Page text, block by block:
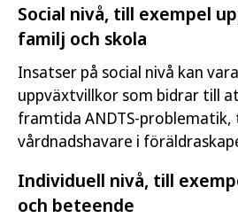
Social nivå, till exempel
familj och skola
Insatser på social nivå kan
uppväxtvillkor som bidrar till
framtida ANDTS-
vårdnadshavare i
Individuell nivå, till
och beteende